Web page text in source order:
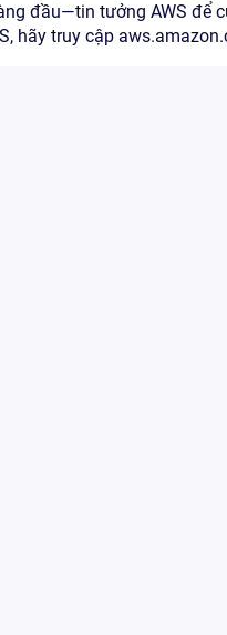
đầu—tin tưởng AWS để
hãy truy cập